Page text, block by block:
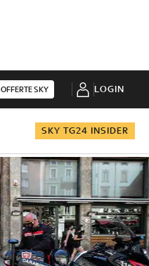
OFFERTE SKY LOGIN
SKY TG24 INSIDER